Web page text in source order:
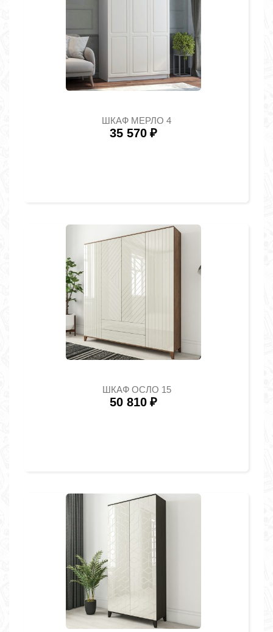
ШКАФ МЕРЛО 4
35 570 ₽
ШКАФ ОСЛО 15
50 810 ₽